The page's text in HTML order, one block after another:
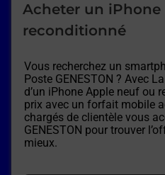
Acheter un iPhone
reconditionné
Vous recherchez un
Poste GENESTON ? Avec
d’un iPhone Apple neuf ou
prix avec un forfait mobile
chargés de clientèle vous
GENESTON pour trouver
mieux.